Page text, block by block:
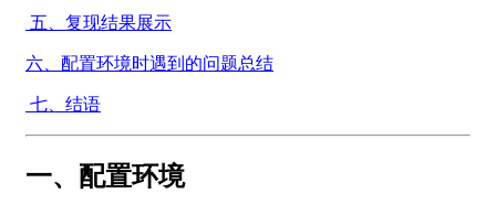
五、复现结果展示
六、配置环境时遇到的问题总结
七、结语
一、配置环境